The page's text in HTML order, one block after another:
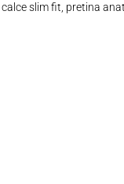
slim fit, pretina